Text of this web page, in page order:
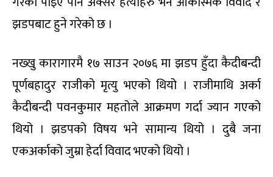
झडपबाट हुने गरेको छ ।
नख्खु कारागारमै १७ साउन २०७६ मा झडप हुँदा कैदीबन्दी
पूर्णबहादुर राजीको मृत्यु भएको थियो । राजीमाथि अर्का
कैदीबन्दी पवनकुमार महतोले आक्रमण गर्दा ज्यान गएको
थियो । झडपको विषय भने सामान्य थियो । दुबै जना
एकअर्काको जुम्रा हेर्दा विवाद भएको थियो ।